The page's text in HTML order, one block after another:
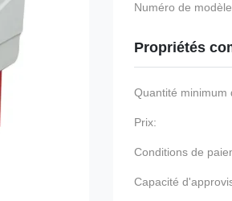
Numéro de
Propriétés
Quantité minimum
Prix:
Conditions de
Capacité